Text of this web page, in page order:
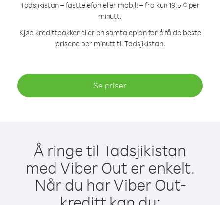
Tadsjikistan – fasttelefon eller mobil! – fra kun 19.5 ¢ per
minutt.
Kjøp kredittpakker eller en samtaleplan for å få de beste
prisene per minutt til Tadsjikistan.
Se priser
Å ringe til Tadsjikistan
med Viber Out er enkelt.
Når du har Viber Out-